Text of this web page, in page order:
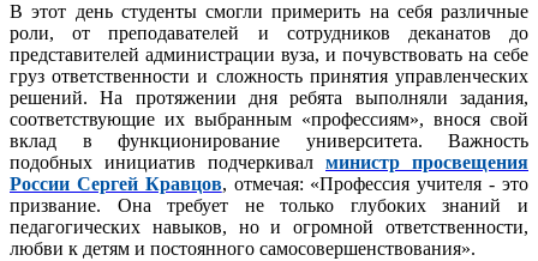
В этот день студенты смогли примерить на себя различные
роли, от преподавателей и сотрудников деканатов до
представителей администрации вуза, и почувствовать на себе
груз ответственности и сложность принятия управленческих
решений. На протяжении дня ребята выполняли задания,
соответствующие их выбранным «профессиям», внося свой
вклад в функционирование университета. Важность
подобных инициатив подчеркивал министр просвещения
России Сергей Кравцов, отмечая: «Профессия учителя - это
призвание. Она требует не только глубоких знаний и
педагогических навыков, но и огромной ответственности,
любви к детям и постоянного самосовершенствования».